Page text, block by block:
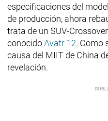
especificaciones del
de producción, ahora
trata de un SUV-
conocidoAvatr 12. Como
causa del MIIT de China
revelación.